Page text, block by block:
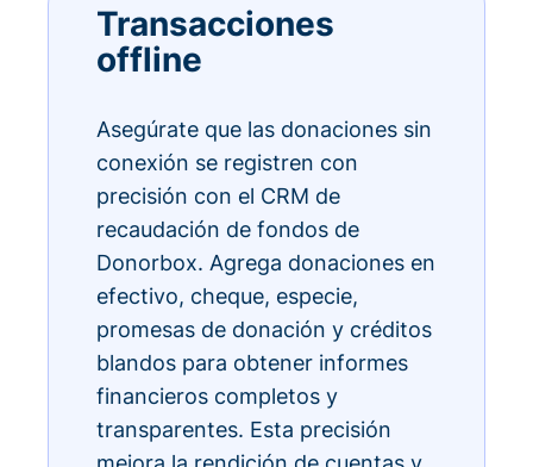
Transacciones
offline
Asegúrate que las donaciones sin
conexión se registren con
precisión con el CRM de
recaudación de fondos de
Donorbox. Agrega donaciones en
efectivo, cheque, especie,
promesas de donación y créditos
blandos para obtener informes
financieros completos y
transparentes. Esta precisión